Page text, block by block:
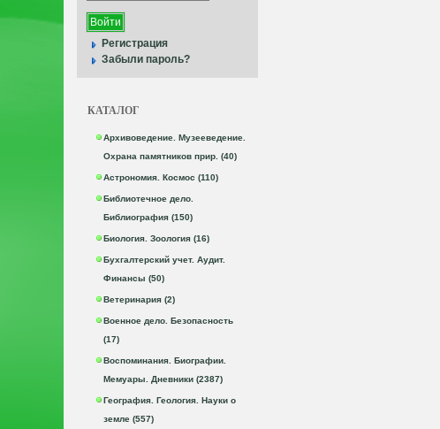
Регистрация
Забыли пароль?
КАТАЛОГ
Архивоведение. Музееведение.
Охрана памятников прир. (40)
Астрономия. Космос (110)
Библиотечное дело.
Библиография (150)
Биология. Зоология (16)
Бухгалтерский учет. Аудит.
Финансы (50)
Ветеринария (2)
Военное дело. Безопасность
(17)
Воспоминания. Биографии.
Мемуары. Дневники (2387)
География. Геология. Науки о
земле (557)